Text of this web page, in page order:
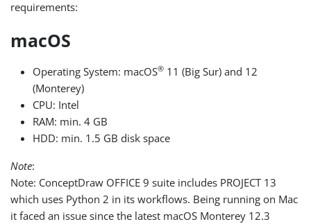
requirements:
macOS
Operating System: macOS® 11 (Big Sur) and 12
(Monterey)
CPU: Intel
RAM: min. 4 GB
HDD: min. 1.5 GB disk space
Note:
Note: ConceptDraw OFFICE 9 suite includes PROJECT 13
which uses Python 2 in its workflows. Being running on Mac
it faced an issue since the latest macOS Monterey 12.3